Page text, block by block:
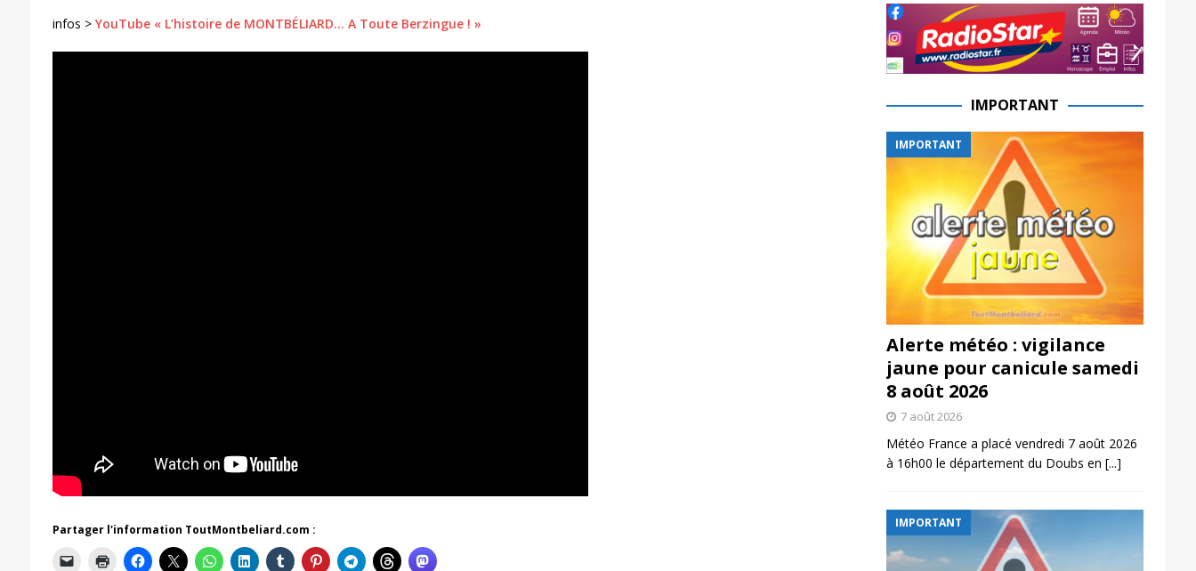
infos > YouTube « L’histoire de MONTBÉLIARD… A Toute Berzingue ! »
Partager l'information ToutMontbeliard.com :
IMPORTANT
IMPORTANT
Alerte météo : vigilance
jaune pour canicule samedi
8 août 2026
7 août 2026
Météo France a placé vendredi 7 août 2026
à 16h00 le département du Doubs en [...]
IMPORTANT